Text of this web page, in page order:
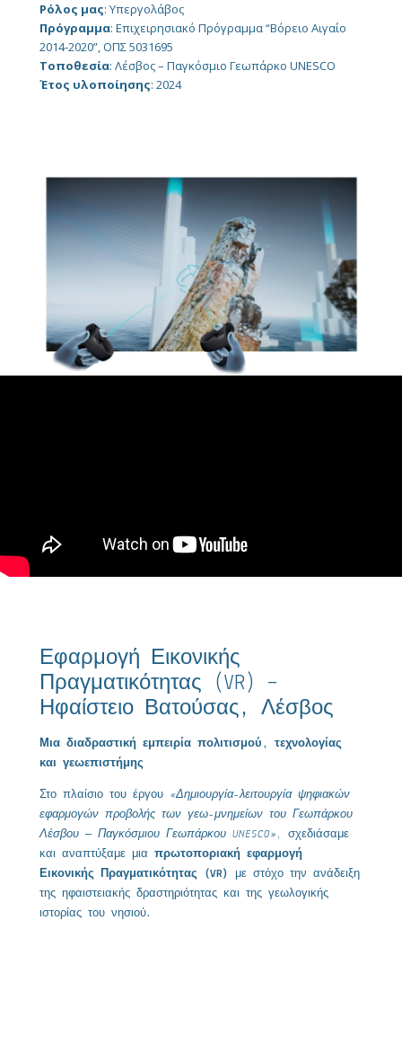
Ρόλος μας: Υπεργολάβος
Πρόγραμμα: Επιχειρησιακό Πρόγραμμα “Βόρειο Αιγαίο
2014-2020”, ΟΠΣ 5031695
Τοποθεσία: Λέσβος – Παγκόσμιο Γεωπάρκο UNESCO
Έτος υλοποίησης: 2024
Εφαρμογή Εικονικής
Πραγματικότητας (VR) –
Ηφαίστειο Βατούσας, Λέσβος
Μια διαδραστική εμπειρία πολιτισμού, τεχνολογίας
και γεωεπιστήμης
Στο πλαίσιο του έργου «Δημιουργία-λειτουργία ψηφιακών
εφαρμογών προβολής των γεω-μνημείων του Γεωπάρκου
Λέσβου – Παγκόσμιου Γεωπάρκου UNESCO» , σχεδιάσαμε
και αναπτύξαμε μια πρωτοποριακή εφαρμογή
Εικονικής Πραγματικότητας (VR)
με στόχο την ανάδειξη
της ηφαιστειακής δραστηριότητας και της γεωλογικής
ιστορίας του νησιού.